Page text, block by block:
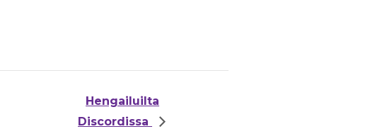
Hengailuilta
Discordissa